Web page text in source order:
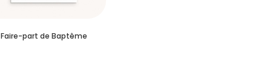
Faire-part de Baptême